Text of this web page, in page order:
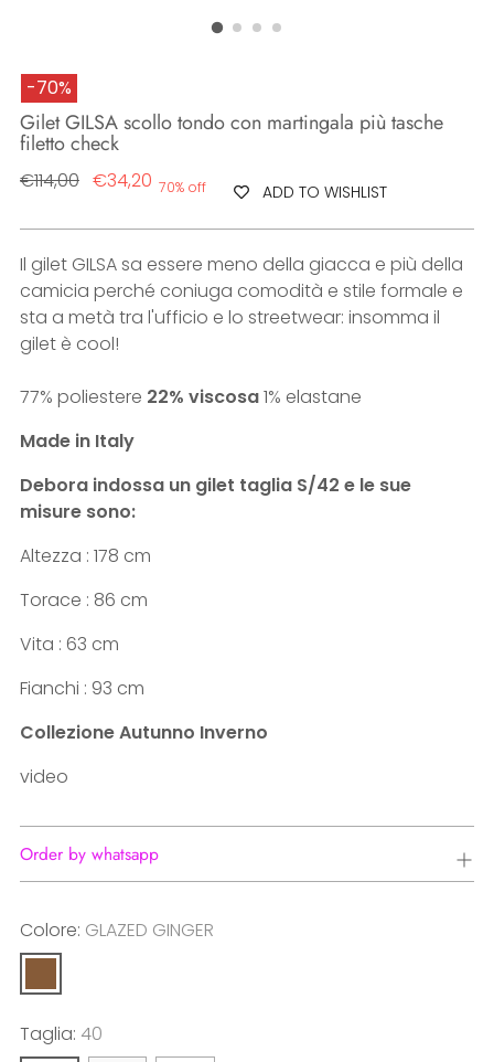
-70%
Gilet GILSA scollo tondo con martingala più tasche
filetto check
Regular
€114,00 €34,20 70% off ADD TO WISHLIST
Il gilet GILSA sa essere meno della giacca e più della
camicia perché coniuga comodità e stile formale e
sta a metà tra l'ufficio e lo streetwear: insomma il
gilet è cool!
77% poliestere 22% viscosa1% elastane
Made in Italy
Debora indossa un gilet taglia S/42 e le sue
misure sono:
Altezza : 178 cm
Torace : 86 cm
Vita : 63 cm
Fianchi : 93 cm
Collezione Autunno Inverno
video
Order by whatsapp
Colore: GLAZED GINGER
Taglia: 40